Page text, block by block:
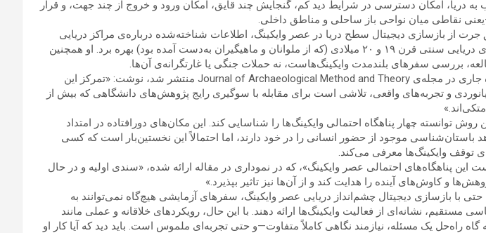
به دریا، امکان دسترسی در شرایط دید کم، گنجایش چند قایق، امکان ورود و خروج از چند جهت، و قرار
نقاطی میان نواحی باز ساحلی و مناطق داخلی.
جرت از بازسازی دیجیتال سطح دریا در عصر وایکینگ، اطلاعات شناخته‌شده درباره‌ی مراکز دریایی
بزرگ آن دوران، و مسیرهای دریایی سنتی قرن ۱۹ و ۲۰ میلادی (که از ملوانان و ماهیگیران به‌دست آمده بود) بهره برد. او همچنین
بررسی سفرهای بلندمدت وایکینگ‌هاست، نه حملات جنگی یا غارتگرانه‌ی آن‌ها.
او در مقاله‌ای که اوایل ماه جاری در مجله‌ی Journal of Archaeological Method and Theory منتشر شد، نوشت: «تمرکز این
و تجربه‌های واقعی، تلاشی است برای مقابله با سوگیری رایج پژوهش‌های دانشگاهی که بیش از
توانسته چهار پناهگاه احتمالی وایکینگ‌ها را شناسایی کند. این مکان‌های دورافتاده در امتداد
باستان‌شناسی موجود از حضور انسانی را در خود دارند، اما احتمالاً این نخستین‌بار است که کسی
توقف وایکینگ‌ها معرفی می‌کند.
این پناهگاه‌های احتمالی عصر وایکینگ»، که در نموداری در مقاله ارائه شده، «سندی اولیه و در حال
و کاوش‌های آینده را هدایت کند و از آن‌ها نیز تاثیر بپذیرد.»
حتی با بازسازی دیجیتال چشم‌انداز دریایی عصر وایکینگ، سفرهای آزمایشی هیچ‌گاه نمی‌توانند به
مستقیم، نشانه‌ای از فعالیت وایکینگ‌ها ارائه دهند. با این حال، رویکردهای خلاقانه و عملی مانند
راه‌حل یک مسئله، نیازمند نگاهی کاملاً متفاوت—و حتی تجربه‌ای ملموس است. باید دید که آیا کار او